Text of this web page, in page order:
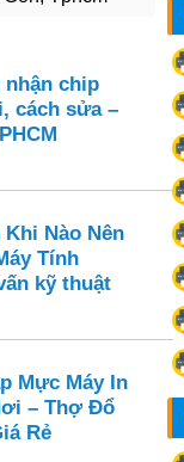
nhận chip
cách sửa –
Nào Nên
Tính
kỹ thuật
Mực Máy In
– Thợ Đổ
Rẻ